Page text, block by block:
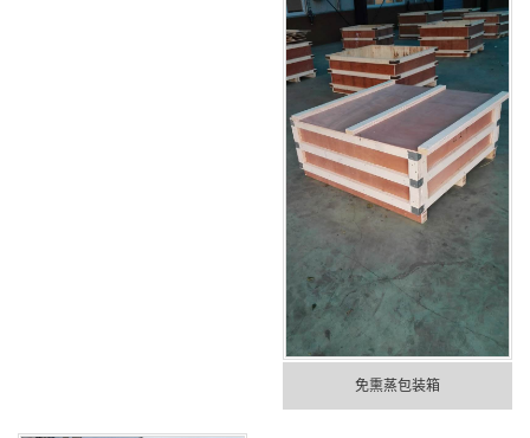
免熏蒸包装箱